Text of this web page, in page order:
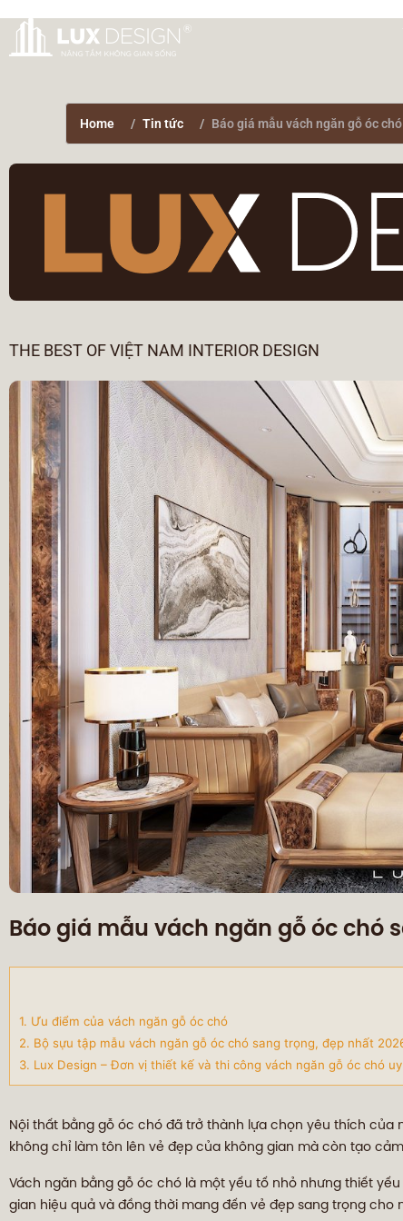
Home Tin tức Báo giá mẫu vách ngăn gỗ óc
THE BEST OF VIỆT NAM INTERIOR DESIGN
Báo giá mẫu vách ngăn gỗ óc chó
1. Ưu điểm của vách ngăn gỗ óc chó
2. Bộ sựu tập mẫu vách ngăn gỗ óc chó sang trọng, đẹp nhất
3. Lux Design – Đơn vị thiết kế và thi công vách ngăn gỗ óc chó
Nội thất bằng gỗ óc chó đã trở thành lựa chọn yêu thích của
không chỉ làm tôn lên vẻ đẹp của không gian mà còn tạo
Vách ngăn bằng gỗ óc chó là một yếu tố nhỏ nhưng thiết
gian hiệu quả và đồng thời mang đến vẻ đẹp sang trọng cho